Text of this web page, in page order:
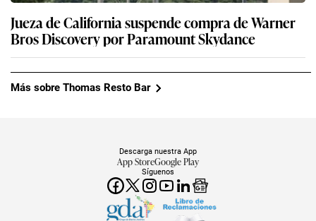
Jueza de California suspende compra de Warner
Bros Discovery por Paramount Skydance
Más sobre Thomas Resto Bar
Síguenos
Descarga nuestra App
App StoreGoogle Play